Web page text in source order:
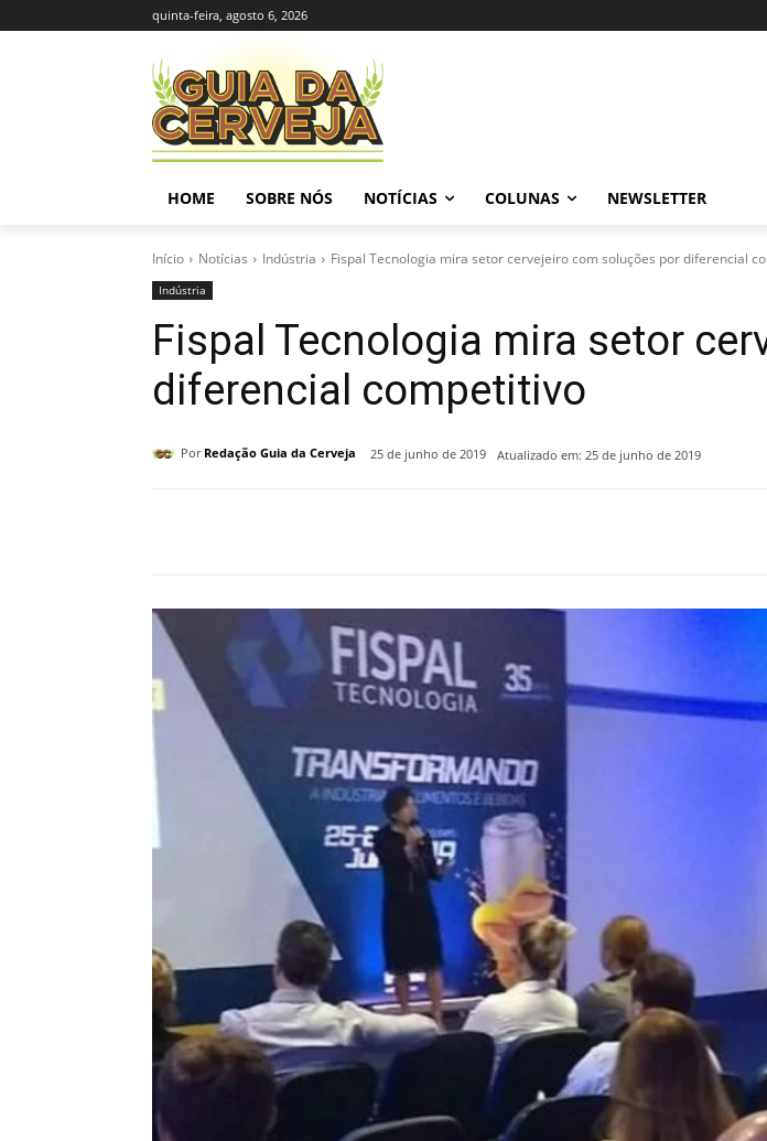
quinta-feira, agosto 6, 2026
HOME SOBRE NÓS NOTÍCIAS COLUNAS NEWSLETTER
Início Notícias Indústria Fispal Tecnologia mira setor cervejeiro com soluções por diferencial
Indústria
Fispal Tecnologia mira setor
diferencial competitivo
Por Redação Guia da Cerveja 25 de junho de 2019 Atualizado em: 25 de junho de 2019